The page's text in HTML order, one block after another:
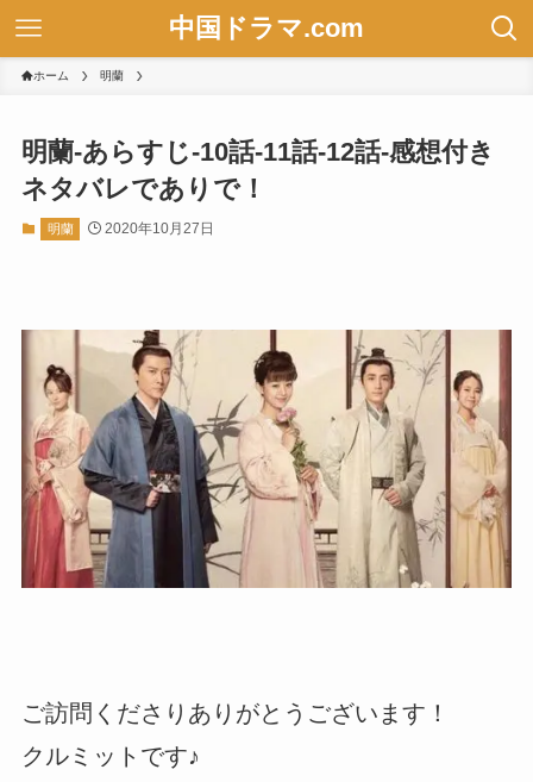
中国ドラマ.com
ホーム 明蘭
明蘭-あらすじ-10話-11話-12話-感想付き
ネタバレでありで！
明蘭 2020年10月27日
ご訪問くださりありがとうございます！
クルミットです♪